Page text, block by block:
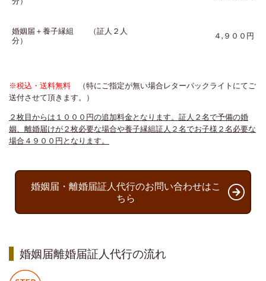
婚姻届＋養子縁組 （証人２人
分）
４,９００円
※税込・送料無料
（特にご指定が無い場合レターパックライトにてご
送付させて頂きます。）
２枚目からは１０００円の追加料金となります。証人２名で予備の婚
姻、離婚届けが２枚必要な場合や養子縁組証人２名でお子様２名必要な
場合４９００円となります。
婚姻届・離婚届証人代行のお問い合わせはこ
ちら
婚姻届離婚届証人代行の流れ